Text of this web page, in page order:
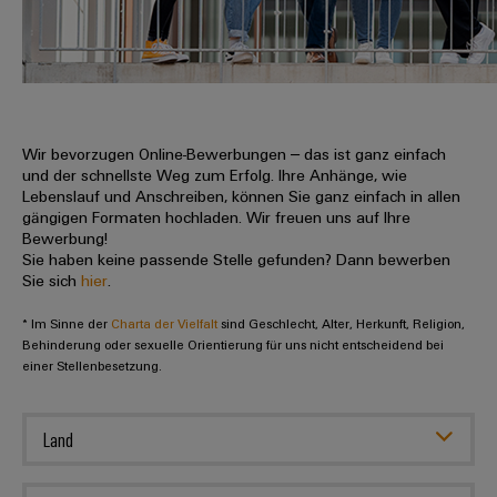
erlebbar
werden.
Datencenter
Produkte
für
Rechenzentren
–
effizient,
zuverlässig,
skalierbar
Energiespeicher
Lösungen
und
Anschlusstechnologie
DC-
u-
OS
Edge
Computing
Industrial
5G
Single
Leiterplattenklemmen
Gehäusesysteme
komponenten
Kabeleinführungssysteme
und
-
komponenten
Anschlussleitungen,
Patchkabel
Fast
Delivery
Beratung
und
digitale
Planung
easyConnect
-
Ihre
uns
Promotionfahrzeug
Distribution
Info
für
unsere
Partner
Vertrieb
Weidmüller
Zahlen
Unser
Vorstand
Nachhaltigkeit
Academy
People
Karriere
Stellen
für
Berufserfahrene
Für
Studierende
Werkstudententätigkeiten
Praktika
Abschlussarbeiten
Wir bevorzugen Online-Bewerbungen – das ist ganz einfach
und der schnellste Weg zum Erfolg. Ihre Anhänge, wie
Lebenslauf und Anschreiben, können Sie ganz einfach in allen
gängigen Formaten hochladen. Wir freuen uns auf Ihre
Bewerbung!
Sie haben keine passende Stelle gefunden? Dann bewerben
Sie sichhier
* Im Sinne der Charta der Vielfalt sind Geschlecht, Alter, Herkunft, Religion,
Behinderung oder sexuelle Orientierung für uns nicht entscheidend bei
einer Stellenbesetzung.
Land